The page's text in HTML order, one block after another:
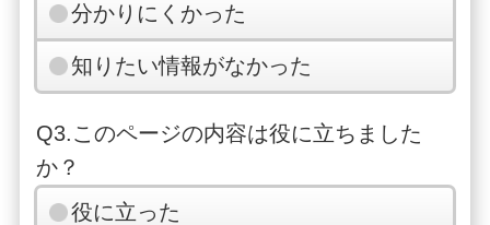
分かりにくかった
知りたい情報がなかった
Q3.このページの内容は役に立ちました
か？
役に立った